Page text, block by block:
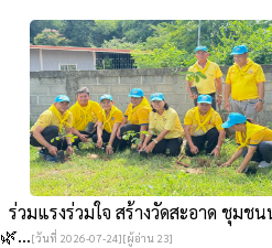
ร่วมแรงร่วมใจ สร้างวัดสะอาด ชุมช
🌿...[วันที่ 2026-07-24][ผู้อ่าน 23]